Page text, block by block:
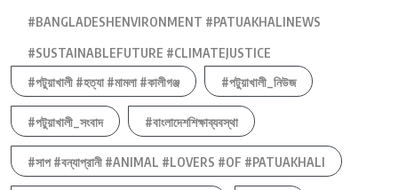
#BANGLADESHENVIRONMENT #PATUAKHALINEWS
#SUSTAINABLEFUTURE #CLIMATEJUSTICE
#পটুয়াখালী #হত্যা #মামলা #কালীগঞ্জ
#পটুয়াখালী_নিউজ
#পটুয়াখালী_সংবাদ #বাংলাদেশশিক্ষাব্যবস্থা
#সাপ #বন্যাপ্রানী #ANIMAL #LOVERS #OF #PATUAKHALI